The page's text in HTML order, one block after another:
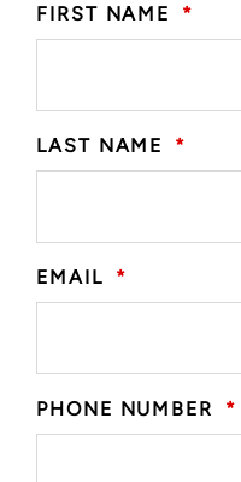
FIRST NAME *
LAST NAME *
EMAIL *
PHONE NUMBER *